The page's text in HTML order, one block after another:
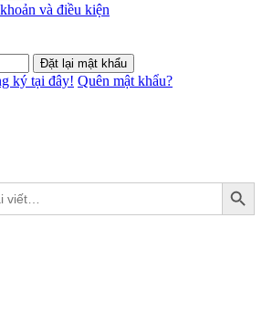
và điều kiện
Đặt lại mật khẩu
ký tại đây! Quên mật khẩu?
Search Button